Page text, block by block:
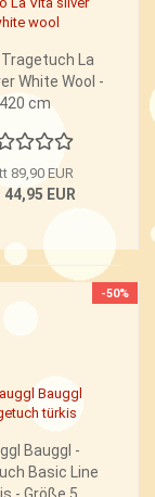
La
White Wool -
420 cm
89,90 EUR
44,95 EUR
-50%
Bauggl -
Basic Line
- Größe 5